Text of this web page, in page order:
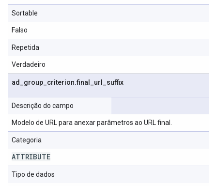
Sortable
Falso
Repetida
Verdadeiro
ad group criterion.final url suffix
Descrição do campo
Modelo de URL para anexar parâmetros ao URL final.
Categoria
ATTRIBUTE
Tipo de dados